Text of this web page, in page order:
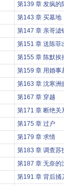
第139 章 发疯的
第143 章 买墓地
第147 章 亲哥滤
第151 章 送陈菲
第155 章 陈默挨
第159 章 用婚事
第163 章 沈寒洲
第167 章 穿越
第171 章 断绝关
第175 章 过户
第179 章 求情
第183 章 调查苏
第187 章 无奈的
第191 章 背后捅